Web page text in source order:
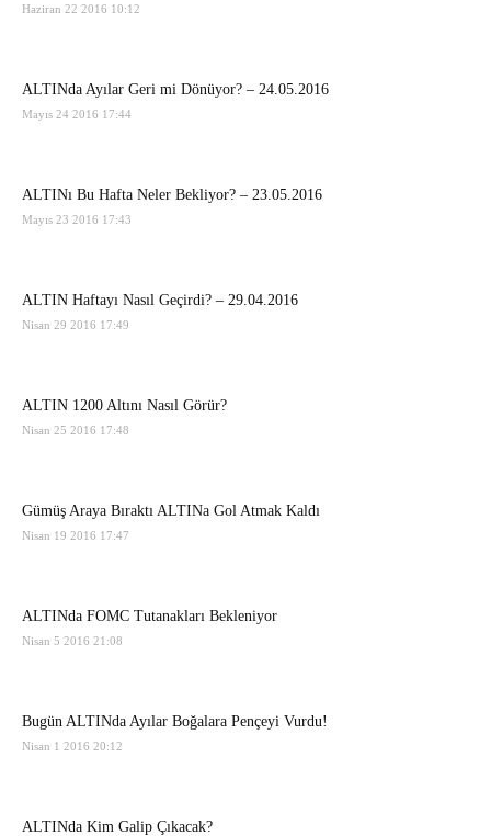
Haziran 22 2016 10:12
ALTINda Ayılar Geri mi Dönüyor? – 24.05.2016
Mayıs 24 2016 17:44
ALTINı Bu Hafta Neler Bekliyor? – 23.05.2016
Mayıs 23 2016 17:43
ALTIN Haftayı Nasıl Geçirdi? – 29.04.2016
Nisan 29 2016 17:49
ALTIN 1200 Altını Nasıl Görür?
Nisan 25 2016 17:48
Gümüş Araya Bıraktı ALTINa Gol Atmak Kaldı
Nisan 19 2016 17:47
ALTINda FOMC Tutanakları Bekleniyor
Nisan 5 2016 21:08
Bugün ALTINda Ayılar Boğalara Pençeyi Vurdu!
Nisan 1 2016 20:12
ALTINda Kim Galip Çıkacak?